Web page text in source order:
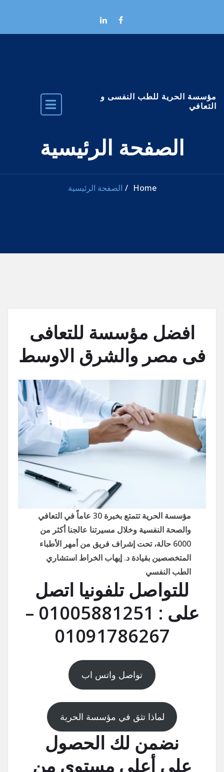
مؤسسة الحرية للطب النفسى و
التعافي
الصفحة الرئيسية
Home الصفحة الرئيسية
افضل مؤسسة للتعافى
فى مصر والشرق الاوسط
مؤسسة الحرية تتمتع بخبرة 30 عاماً في التعافي
والصحة النفسية وخلال مسيرتنا عالجنا أكثر من
6000 حالة، تحت إشراف فريق من أمهر الأطباء
المتخصصين بقيادة د. إيهاب الخراط استشاري
الطب النفسي
للتواصل تلفونيا اتصل
على : 01005881251 –
01091786267
تواصل واتس اب
لماذا تثق في مؤسسة الحرية
نضمن لك الحصول
على أعلى مستوى من